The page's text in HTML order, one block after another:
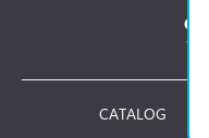
CATALOG